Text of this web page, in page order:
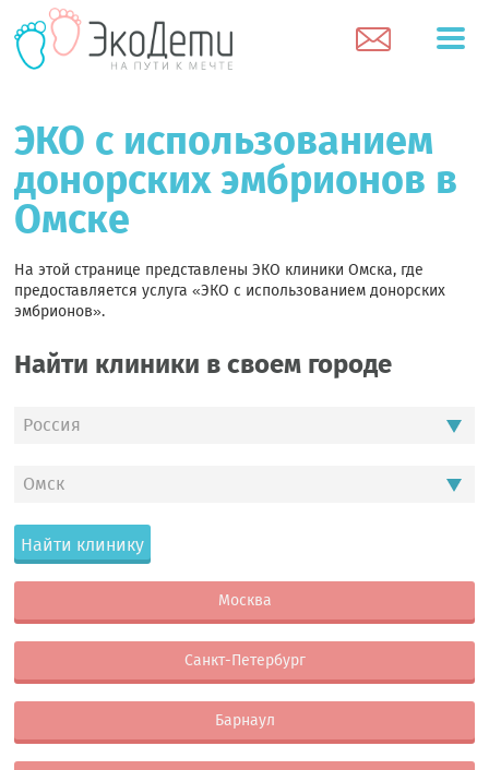
ЭКО с использованием
донорских эмбрионов в
Омске
На этой странице представлены ЭКО клиники Омска, где
предоставляется услуга «ЭКО с использованием донорских
эмбрионов».
Найти клиники в своем городе
Россия
Омск
Найти клинику
Москва
Санкт-Петербург
Барнаул